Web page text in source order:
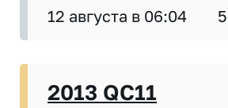
12 августа в 06:04
2013 QC11